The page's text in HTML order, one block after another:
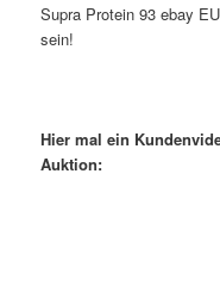
Supra Protein 93 ebay
sein!
Hier mal ein
Auktion: